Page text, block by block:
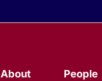
About People